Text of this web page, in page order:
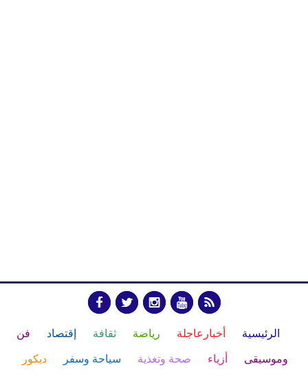
الرئيسية أخبارعاجلة رياضة ثقافة إقتصاد فن
وموسيقى أزياء صحة وتغذية سياحة وسفر ديكور